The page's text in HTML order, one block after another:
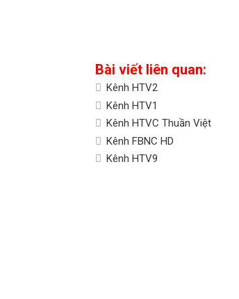
Bài viết liên quan:
Kênh HTV2
Kênh HTV1
Kênh HTVC Thuần Việt
Kênh FBNC HD
Kênh HTV9